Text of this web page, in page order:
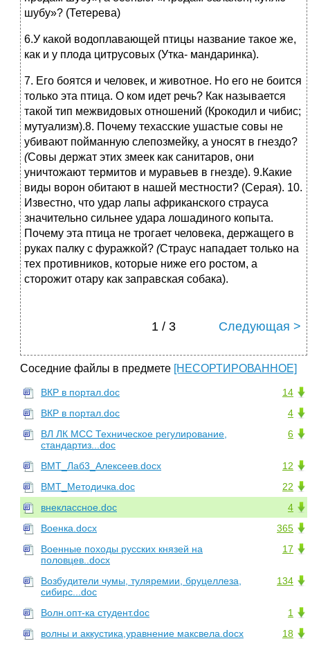
шубу»? (Тетерева)
6.У какой водоплавающей птицы название такое же,
как и у плода цитрусовых (Утка- мандаринка).
7. Его боятся и человек, и животное. Но его не боится
только эта птица. О ком идет речь? Как называется
такой тип межвидовых отношений (Крокодил и чибис;
мутуализм).8. Почему техасские ушастые совы не
убивают пойманную слепозмейку, а уносят в гнездо?
(Совы держат этих змеек как санитаров, они
уничтожают термитов и муравьев в гнезде). 9.Какие
виды ворон обитают в нашей местности? (Серая). 10.
Известно, что удар лапы африканского страуса
значительно сильнее удара лошадиного копыта.
Почему эта птица не трогает человека, держащего в
руках палку с фуражкой? (Страус нападает только на
тех противников, которые ниже его ростом, а
сторожит отару как заправская собака).
1 / 3 Следующая >
Соседние файлы в предмете [НЕСОРТИРОВАННОЕ]
14
ВКР в портал.doc
4
ВКР в портал.doc
6
ВЛ ЛК МСС Техническое регулирование,
стандартиз...doc
12
ВМТ_Лаб3_Алексеев.docx
22
ВМТ_Методичка.doc
4
внеклассное.doc
365
Военка.docx
17
Военные походы русских князей на
половцев..docx
134
Возбудители чумы, туляремии, бруцеллеза,
сибирс...doc
1
Волн.опт-ка студент.doc
18
волны и аккустика,уравнение максвела.docx